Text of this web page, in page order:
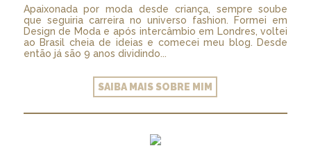
Apaixonada por moda desde criança, sempre soube
que seguiria carreira no universo fashion. Formei em
Design de Moda e após intercâmbio em Londres, voltei
ao Brasil cheia de ideias e comecei meu blog. Desde
então já são 9 anos dividindo...
SAIBA MAIS SOBRE MIM